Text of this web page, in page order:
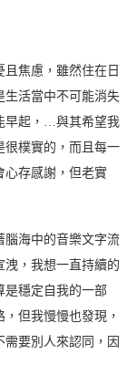
焦慮，雖然住在日
生活當中不可能消失
早起，…與其希望我
很樸實的，而且每一
心存感謝，但老實
腦海中的音樂文字流
洩，我想一直持續的
是穩定自我的一部
但我慢慢也發現，
要別人來認同，因